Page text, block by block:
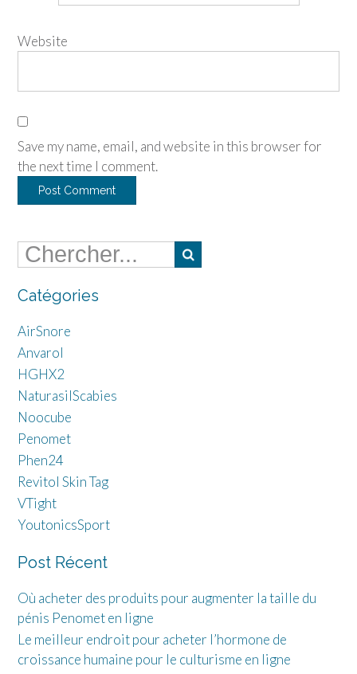
Website
Save my name, email, and website in this browser for
the next time I comment.
Catégories
AirSnore
Anvarol
HGHX2
NaturasilScabies
Noocube
Penomet
Phen24
Revitol Skin Tag
VTight
YoutonicsSport
Post Récent
Où acheter des produits pour augmenter la taille du
pénis Penomet en ligne
Le meilleur endroit pour acheter l’hormone de
croissance humaine pour le culturisme en ligne